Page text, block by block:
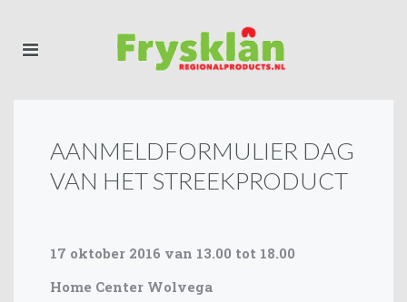
AANMELDFORMULIER DAG
VAN HET STREEKPRODUCT
17 oktober 2016 van 13.00 tot 18.00
Home Center Wolvega